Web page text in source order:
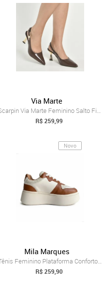
Via Marte
Scarpin Via Marte Feminino Salto Fino Co...
R$ 259,99
Novo
Mila Marques
Tênis Feminino Plataforma Conforto Dia a...
R$ 259,90